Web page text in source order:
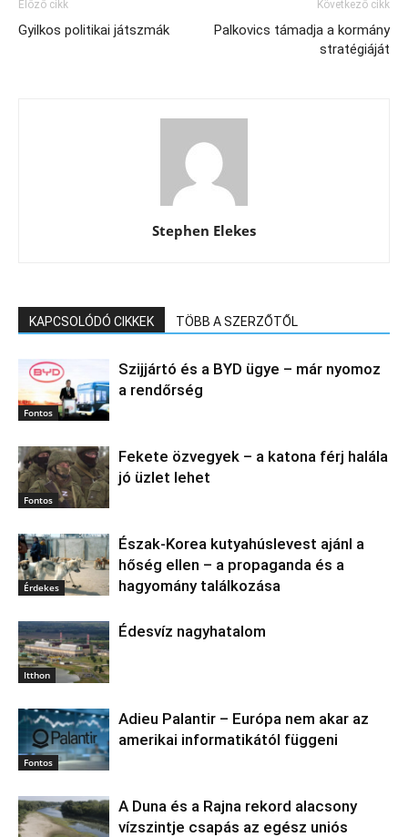
Előző cikk
Gyilkos politikai játszmák
Következő cikk
Palkovics támadja a kormány
stratégiáját
Stephen Elekes
KAPCSOLÓDÓ CIKKEK TÖBB A SZERZŐTŐL
Fontos
Szijjártó és a BYD ügye – már nyomoz
a rendőrség
Fontos
Fekete özvegyek – a katona férj halála
jó üzlet lehet
Érdekes
Észak‑Korea kutyahúslevest ajánl a
hőség ellen – a propaganda és a
hagyomány találkozása
Itthon
Édesvíz nagyhatalom
Fontos
Adieu Palantir – Európa nem akar az
amerikai informatikától függeni
A Duna és a Rajna rekord alacsony
vízszintje csapás az egész uniós